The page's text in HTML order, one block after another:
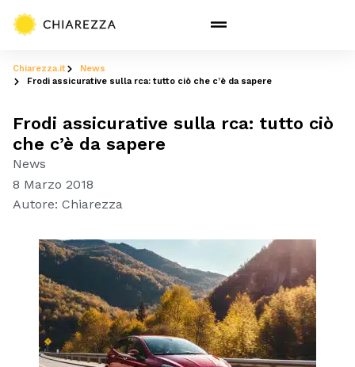
Chiarezza.it
News
Frodi assicurative sulla rca: tutto ciò che c’è da sapere
Frodi assicurative sulla rca: tutto ciò
che c’è da sapere
News
8 Marzo 2018
Autore: Chiarezza